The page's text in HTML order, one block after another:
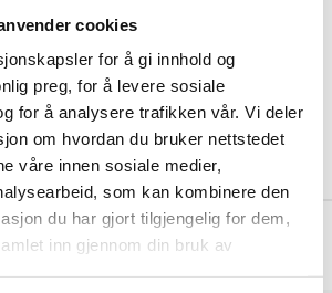
cookies
for å gi innhold og
preg, for å levere sosiale
for å analysere trafikken vår. Vi deler
om hvordan du bruker nettstedet
våre innen sosiale medier,
som kan kombinere den
du har gjort tilgjengelig for dem,
inn gjennom din bruk av
LES MER